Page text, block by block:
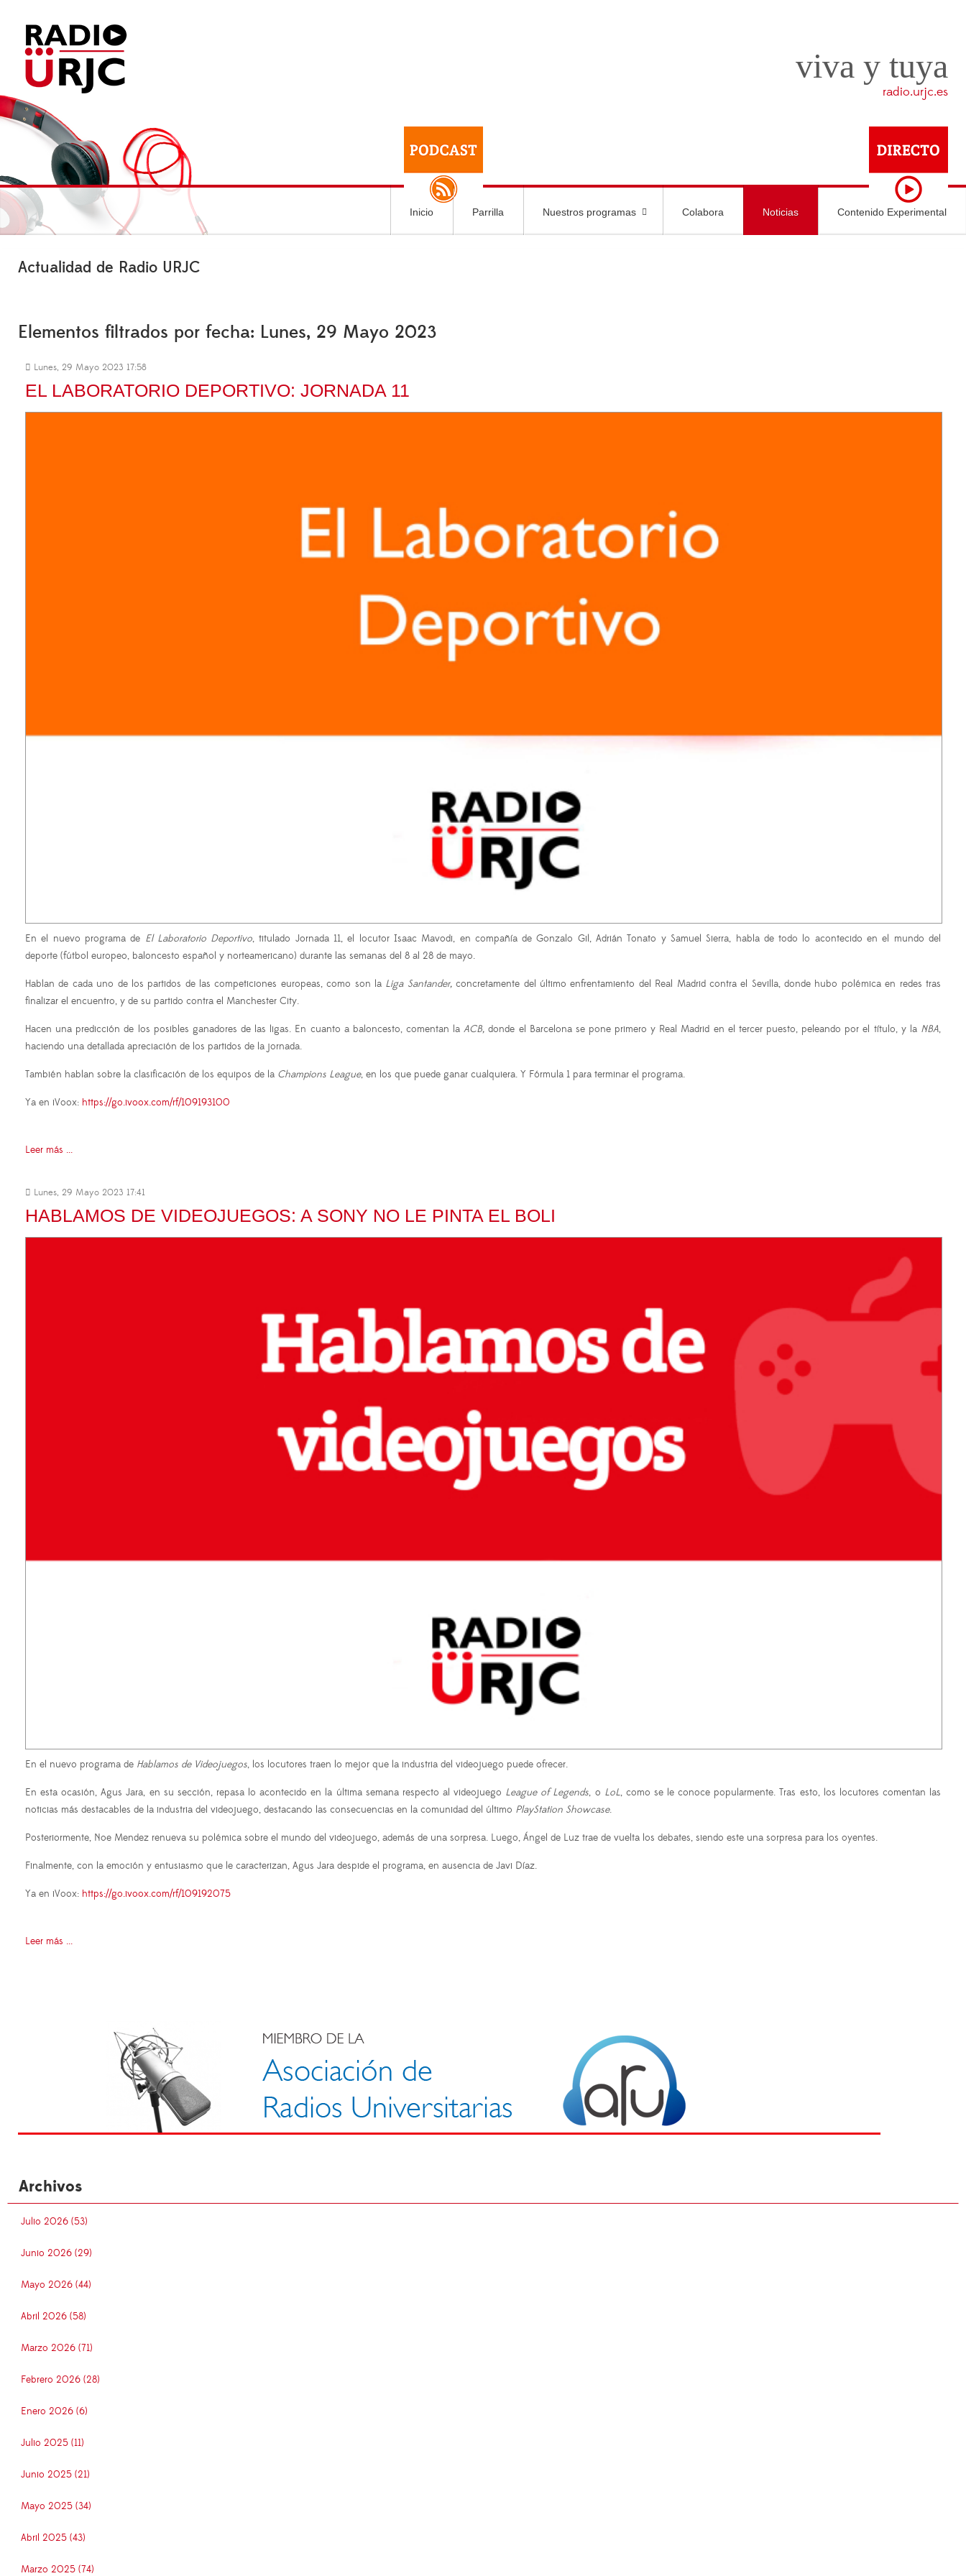
viva y tuya
radio.urjc.es
Inicio Parrilla Nuestros programas Colabora Noticias Contenido Experimental
Actualidad de Radio URJC
Elementos filtrados por fecha: Lunes, 29 Mayo 2023
Lunes, 29 Mayo 2023 17:58
EL LABORATORIO DEPORTIVO: JORNADA 11
En el nuevo programa de El Laboratorio Deportivo, titulado Jornada 11, el locutor Isaac Mavodi, en compañía de Gonzalo Gil, Adrián Tonato y Samuel Sierra, habla de todo lo acontecido en el mundo del
deporte (fútbol europeo, baloncesto español y norteamericano) durante las semanas del 8 al 28 de mayo.
Hablan de cada uno de los partidos de las competiciones europeas, como son la Liga Santander,concretamente del último enfrentamiento del Real Madrid contra el Sevilla, donde hubo polémica en redes tras
finalizar el encuentro, y de su partido contra el Manchester City.
Hacen una predicción de los posibles ganadores de las ligas. En cuanto a baloncesto, comentan laACB, donde el Barcelona se pone primero y Real Madrid en el tercer puesto, peleando por el título, y la NBA,
haciendo una detallada apreciación de los partidos de la jornada.
También hablan sobre la clasificación de los equipos de la Champions League, en los que puede ganar cualquiera. Y Fórmula 1 para terminar el programa.
Ya en iVoox: https://go.ivoox.com/rf/109193100
Leer más ...
Lunes, 29 Mayo 2023 17:41
HABLAMOS DE VIDEOJUEGOS: A SONY NO LE PINTA EL BOLI
En el nuevo programa de Hablamos de Videojuegos, los locutores traen lo mejor que la industria del videojuego puede ofrecer.
En esta ocasión, Agus Jara, en su sección, repasa lo acontecido en la última semana respecto al videojuego League of Legends, o LoL, como se le conoce popularmente. Tras esto, los locutores comentan las
noticias más destacables de la industria del videojuego, destacando las consecuencias en la comunidad del último PlayStation Showcase.
Posteriormente, Noe Mendez renueva su polémica sobre el mundo del videojuego, además de una sorpresa. Luego, Ángel de Luz trae de vuelta los debates, siendo este una sorpresa para los oyentes.
Finalmente, con la emoción y entusiasmo que le caracterizan, Agus Jara despide el programa, en ausencia de Javi Díaz.
Ya en iVoox: https://go.ivoox.com/rf/109192075
Leer más ...
Archivos
Julio 2026 (53)
Junio 2026 (29)
Mayo 2026 (44)
Abril 2026 (58)
Marzo 2026 (71)
Febrero 2026 (28)
Enero 2026 (6)
Julio 2025 (11)
Junio 2025 (21)
Mayo 2025 (34)
Abril 2025 (43)
Marzo 2025 (74)